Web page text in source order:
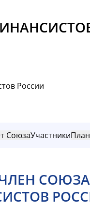
России
СоюзаУчастники
СОЮЗА